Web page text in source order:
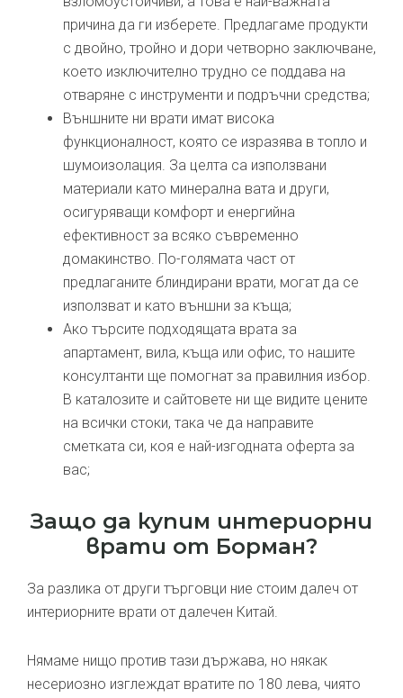
причина да ги изберете. Предлагаме продукти
с двойно, тройно и дори четворно заключване,
което изключително трудно се поддава на
отваряне с инструменти и подръчни средства;
Външните ни врати имат висока
функционалност, която се изразява в топло и
шумоизолация. За целта са използвани
материали като минерална вата и други,
осигуряващи комфорт и енергийна
ефективност за всяко съвременно
домакинство. По-голямата част от
предлаганите блиндирани врати, могат да се
използват и като външни за къща;
Ако търсите подходящата врата за
апартамент, вила, къща или офис, то нашите
консултанти ще помогнат за правилния избор.
В каталозите и сайтовете ни ще видите цените
на всички стоки, така че да направите
сметката си, коя е най-изгодната оферта за
вас;
Защо да купим интериорни
врати от Борман?
За разлика от други търговци ние стоим далеч от
интериорните врати от далечен Китай.
Нямаме нищо против тази държава, но някак
несериозно изглеждат вратите по 180 лева, чиято